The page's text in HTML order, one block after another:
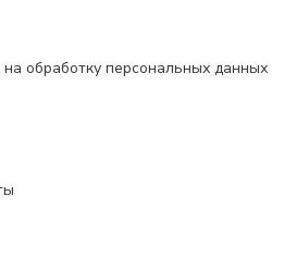
на обработку персональных данных